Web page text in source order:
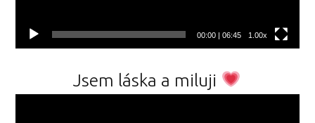
00:00| 06:45 1.00x
Jsem láska a miluji